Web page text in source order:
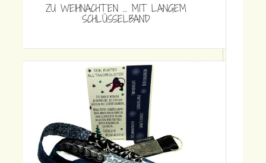
ZU WEIHNACHTEN … MIT KURZEM
SCHLÜSSELBAND